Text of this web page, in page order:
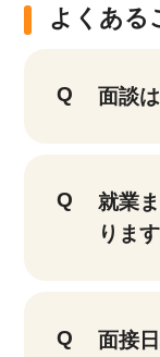
よくある
面談
就業
りま
面接